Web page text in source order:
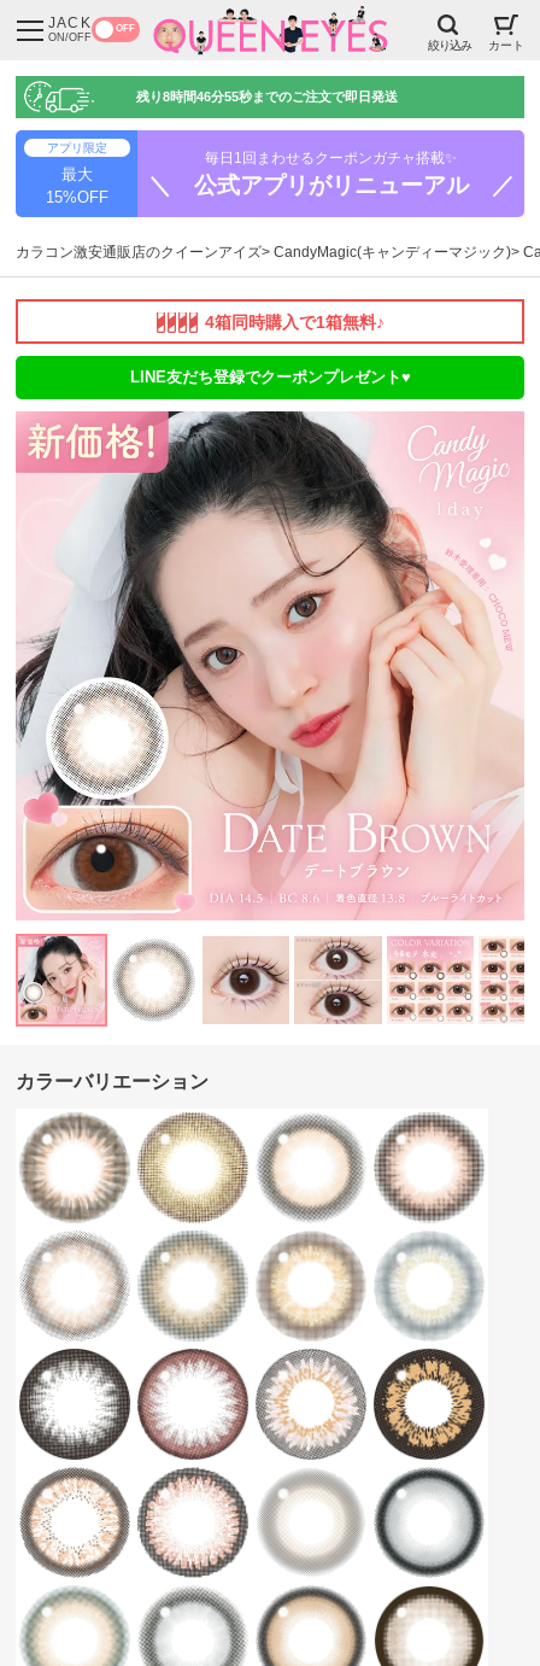
JACK
ON/OFF
OFF
絞り込み カート
残り8時間46分54秒までのご注文で即日発送
アプリ限定
最大
15%OFF
毎日1回まわせるクーポンガチャ搭載✨
＼ 公式アプリがリニューアル ／
カラコン激安通販店のクイーンアイズ CandyMagic(キャンディーマジック)
4箱同時購入で1箱無料♪
LINE友だち登録でクーポンプレゼント♥
カラーバリエーション